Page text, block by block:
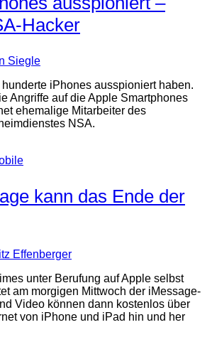
Hacker
Siegle
iPhones ausspioniert haben.
Angriffe auf die Apple Smartphones
ehemalige Mitarbeiter des
NSA.
kann das Ende der
Effenberger
unter Berufung auf Apple selbst
am morgigen Mittwoch der iMessage-
Video können dann kostenlos über
von iPhone und iPad hin und her